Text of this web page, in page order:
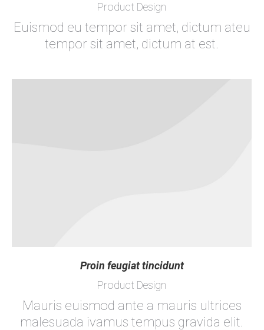
Product Design
Euismod eu tempor sit amet, dictum ateu
tempor sit amet, dictum at est.
Proin feugiat tincidunt
Product Design
Mauris euismod ante a mauris ultrices
malesuada ivamus tempus gravida elit.